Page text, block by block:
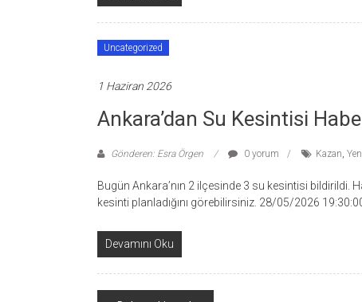
Uncategorized
1 Haziran 2026
Ankara’dan Su Kesintisi
Gönderen: Esra Örgen 0 yorum Kazan,
Bugün Ankara’nın 2 ilçesinde 3 su kesintisi bildirildi.
kesinti planladığını görebilirsiniz. 28/05/2026
Devamını Oku